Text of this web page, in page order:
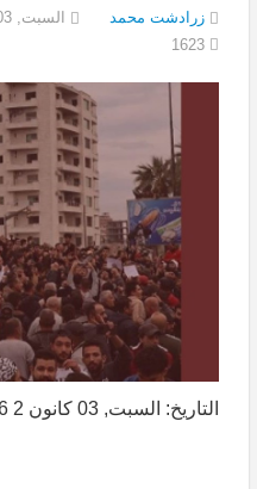
زرادشت محمد السبت, 03 كانون 2 2026
التاريخ: السبت, 03 كانون 2 2026